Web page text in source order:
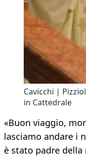
Cavicchi |
in Cattedrale
«Buon viaggio,
lasciamo andare i
è stato padre della